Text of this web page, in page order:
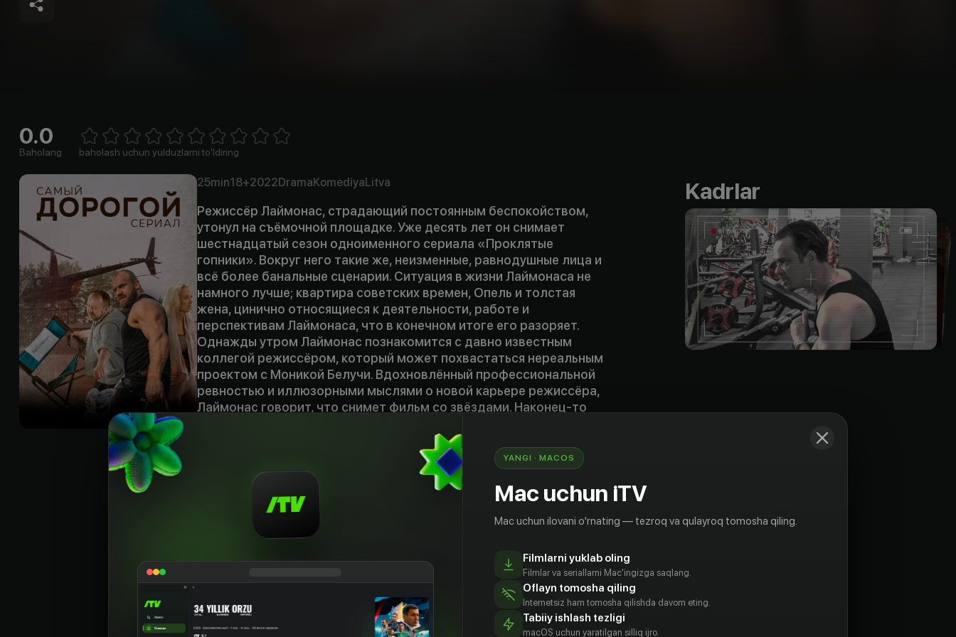
0.0
Baholang 1 Star2 Stars3 Stars4 Stars5 Stars6 Stars7 Stars8 Stars
baholash uchun yulduzlarni to'ldiring
25min18+2022DramaKomediyaLitva
Режиссёр Лаймонас, страдающий постоянным беспокойством,
утонул на съёмочной площадке. Уже десять лет он снимает
шестнадцатый сезон одноименного сериала «Проклятые
гопники». Вокруг него такие же, неизменные, равнодушные лица и
всё более банальные сценарии. Ситуация в жизни Лаймонаса не
намного лучше; квартира советских времен, Опель и толстая
жена, цинично относящиеся к деятельности, работе и
перспективам Лаймонаса, что в конечном итоге его разоряет.
Однажды утром Лаймонас познакомится с давно известным
коллегой режиссёром, который может похвастаться нереальным
проектом с Моникой Белучи. Вдохновлённый профессиональной
ревностью и иллюзорными мыслями о новой карьере режиссёра,
Лаймонас говорит, что снимет фильм со звёздами. Наконец-то
ценность. Но в то же время кажется, что всё переворачивается с
ног на голову. Не сумевшая сыграть роль в сериале,
очаровательная актриса обвиняет Лаймонаса в домогательствах,
а главный герой оказывается вовлечённым в абсурдное
преступление – пропадание актрисы. Более того, продюсеры и
телевидение навязывают свои правила, а истеричная команда не
перестает ругать за еду и сверхурочную работу. И это только
начало бушующего кошмара в сопровождении безумных
Sifati: HD
Kadrlar
YANGI · MACOS
Mac uchun iTV
Mac uchun ilovani o'rnating — tezroq va qulayroq tomosha qiling.
Filmlarni yuklab oling
Filmlar va seriallarni Mac'ingizga saqlang.
Oflayn tomosha qiling
Internetsiz ham tomosha qilishda davom eting.
Tabiiy ishlash tezligi
macOS uchun yaratilgan silliq ijro.